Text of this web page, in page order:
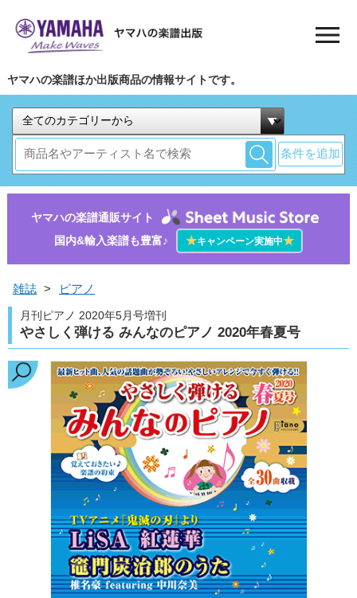
ヤマハの楽譜ほか出版商品の情報サイトです。
条件を追加
ヤマハの楽譜通販サイト
国内&輸入楽譜も豊富♪
★キャンペーン実施中★
雑誌 > ピアノ
月刊ピアノ 2020年5月号増刊
やさしく弾ける みんなのピアノ 2020年春夏号